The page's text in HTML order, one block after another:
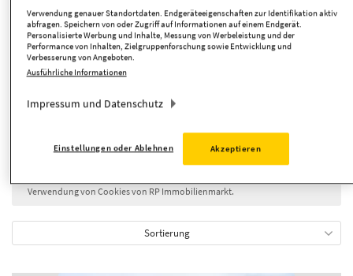
Neue Angebote per E-Mail erhalten
Suche speichern
Verwendung von Cookies von RP Immobilienmarkt.
Sortierung
Verwendung genauer Standortdaten. Endgeräteeigenschaften zur Identifikation aktiv
abfragen. Speichern von oder Zugriff auf Informationen auf einem Endgerät.
Personalisierte Werbung und Inhalte, Messung von Werbeleistung und der
Performance von Inhalten, Zielgruppenforschung sowie Entwicklung und
Verbesserung von Angeboten.
Ausführliche Informationen
Impressum und Datenschutz
Einstellungen oder Ablehnen Akzeptieren